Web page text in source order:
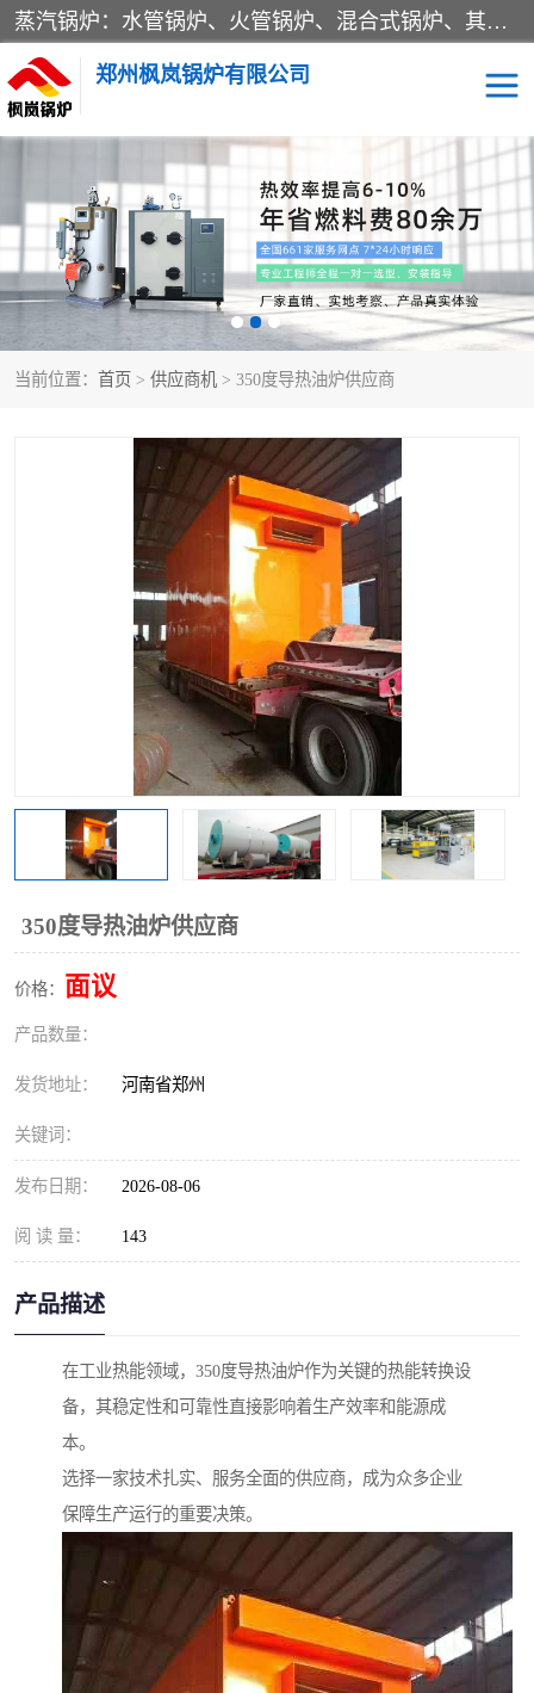
蒸汽锅炉：水管锅炉、火管锅炉、混合式锅炉、其他蒸汽锅炉； 热水锅炉：家用型集中供暖用热水锅炉、其他热水锅炉； 有机热载体锅炉； 船用蒸汽锅炉； （锅炉用辅助设备及装置）蒸汽冷凝器：表面冷凝器、混合式冷凝器、空冷式冷凝器、其他蒸汽冷凝器； 锅炉用辅助设备：节热器、蒸汽收集器、蓄能器、烟垢清除器、气体回收器、泥渣刮除器、空气预热器、其他锅炉用辅助设备；
郑州枫岚锅炉有限公司
当前位置： 首页 > 供应商机 > 350度导热油炉供应商
350度导热油炉供应商
价格： 面议
产品数量：
发货地址： 河南省郑州
关键词：
发布日期： 2026-08-06
阅 读 量： 143
产品描述
在工业热能领域，350度导热油炉作为关键的热能转换设
备，其稳定性和可靠性直接影响着生产效率和能源成
本。
选择一家技术扎实、服务全面的供应商，成为众多企业
保障生产运行的重要决策。